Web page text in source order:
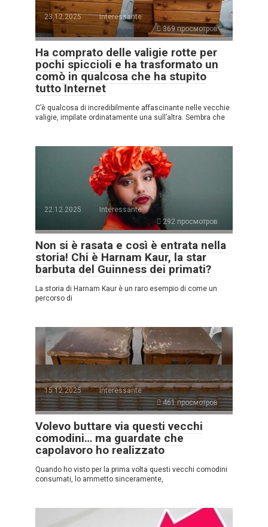
23.12.2025
Interessante
369 просмотров
Ha comprato delle valigie rotte per
pochi spiccioli e ha trasformato un
comò in qualcosa che ha stupito
tutto Internet
C’è qualcosa di incredibilmente affascinante nelle vecchie
valigie, impilate ordinatamente una sull’altra. Sembra che
22.12.2025
Interessante
292 просмотров
Non si è rasata e così è entrata nella
storia! Chi è Harnam Kaur, la star
barbuta del Guinness dei primati?
La storia di Harnam Kaur è un raro esempio di come un
percorso di
15.12.2025
Interessante
461 просмотров
Volevo buttare via questi vecchi
comodini… ma guardate che
capolavoro ho realizzato
Quando ho visto per la prima volta questi vecchi comodini
consumati, lo ammetto sinceramente,